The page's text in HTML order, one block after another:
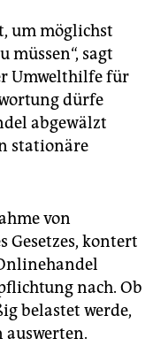
um möglichst
müssen“, sagt
Umwelthilfe für
dürfe
abgewälzt
stationäre
von
kontert
nach. Ob
belastet werde,